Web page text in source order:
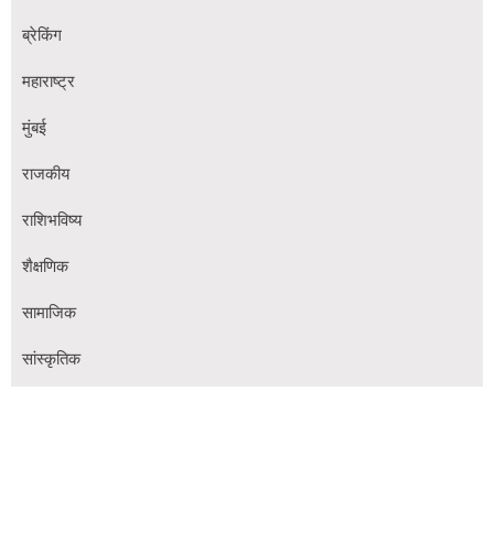
ब्रेकिंग
महाराष्ट्र
मुंबई
राजकीय
राशिभविष्य
शैक्षणिक
सामाजिक
सांस्कृतिक